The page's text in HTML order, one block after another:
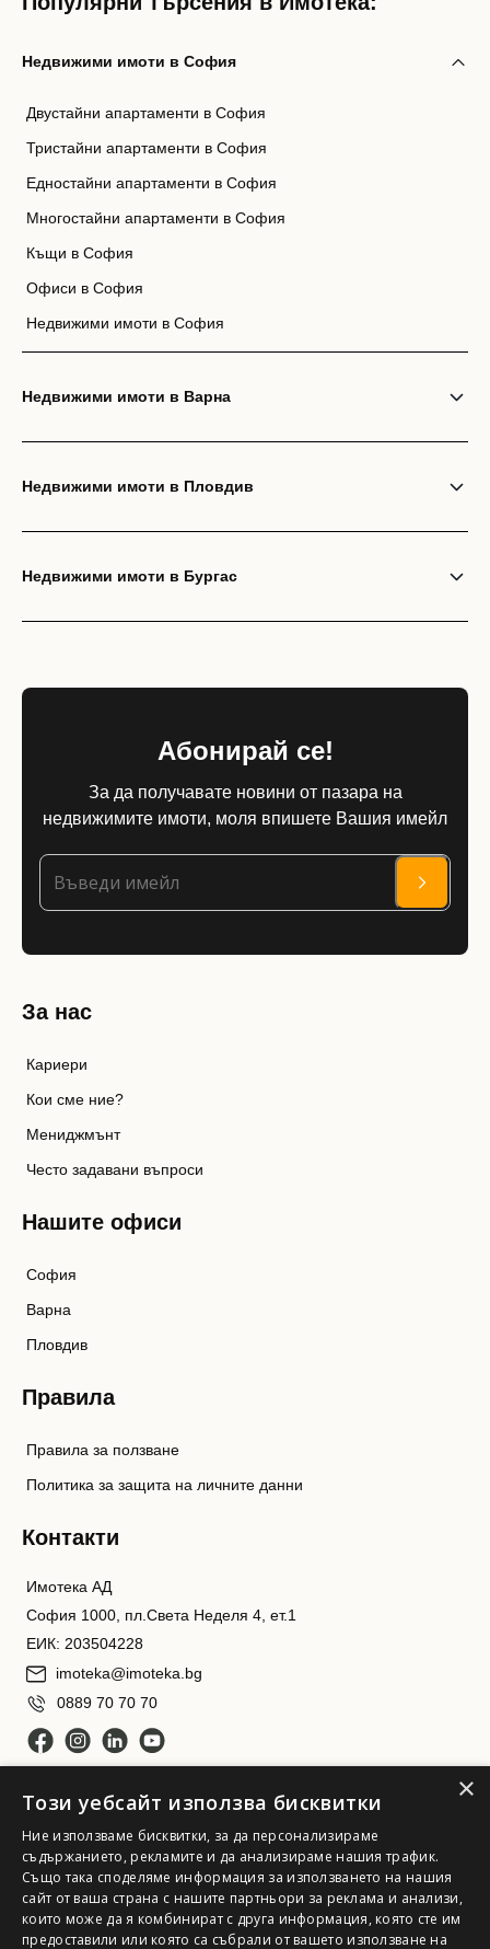
Недвижими имоти в София
Двустайни апартаменти в София
Тристайни апартаменти в София
Едностайни апартаменти в София
Многостайни апартаменти в София
Къщи в София
Офиси в София
Недвижими имоти в София
Недвижими имоти в Варна
Недвижими имоти в Пловдив
Недвижими имоти в Бургас
Абонирай се!
За да получавате новини от пазара на
недвижимите имоти, моля впишете Вашия имейл
За нас
Кариери
Кои сме ние?
Мениджмънт
Често задавани въпроси
Нашите офиси
София
Варна
Пловдив
Правила
Правила за ползване
Политика за защита на личните данни
Контакти
Имотека АД
София 1000, пл.Света Неделя 4, ет.1
ЕИК: 203504228
imoteka@imoteka.bg
0889 70 70 70
Имотека АД. Всички права запазени
×
Този уебсайт използва бисквитки
Ние използваме бисквитки, за да персонализираме
съдържанието, рекламите и да анализираме нашия трафик.
Също така споделяме информация за използването на нашия
сайт от ваша страна с нашите партньори за реклама и анализи,
които може да я комбинират с друга информация, която сте им
предоставили или която са събрали от вашето използване на